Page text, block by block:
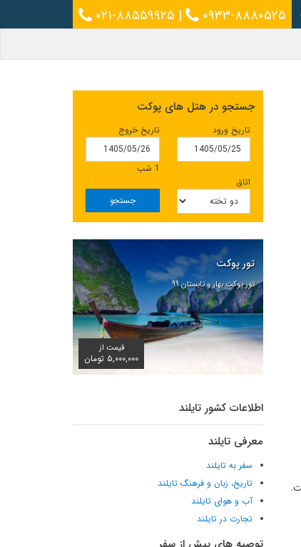
۰۲۱-۸۸۵۵۹۹۲۵ | ۰۹۳۳-۸۸۸۰۵۲۵
جستجو در هتل های پوکت
تاریخ ورود تاریخ خروج
1 شب
اتاق
جستجو
تور پوکت
تور پوکت بهار و تابستان ۹۹
قیمت از
۵,۰۰۰,۰۰۰ تومان
اطلاعات کشور تایلند
معرفی تایلند
سفر به تایلند
تاریخ، زبان و فرهنگ تایلند
آب و هوای تایلند
تجارت در تایلند